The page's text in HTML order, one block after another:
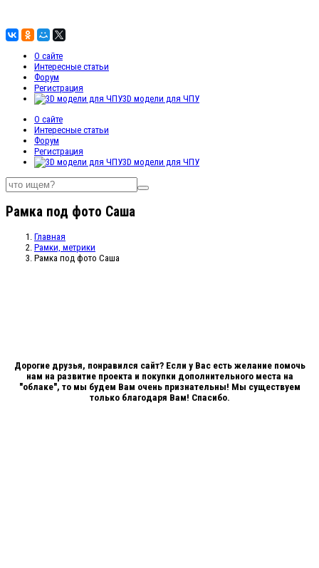
О сайте
Интересные статьи
Форум
Регистрация
3D модели для ЧПУ
О сайте
Интересные статьи
Форум
Регистрация
3D модели для ЧПУ
Рамка под фото Саша
Главная
Рамки, метрики
Рамка под фото Саша
Дорогие друзья, понравился сайт? Если у Вас есть желание помочь
нам на развитие проекта и покупки дополнительного места на
"облаке", то мы будем Вам очень признательны! Мы существуем
только благодаря Вам! Спасибо.